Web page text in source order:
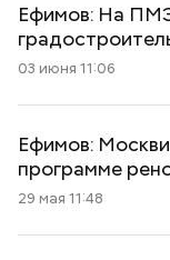
Ефимов: На
03 июня 11:06
Ефимов:
программе
29 мая 11:48